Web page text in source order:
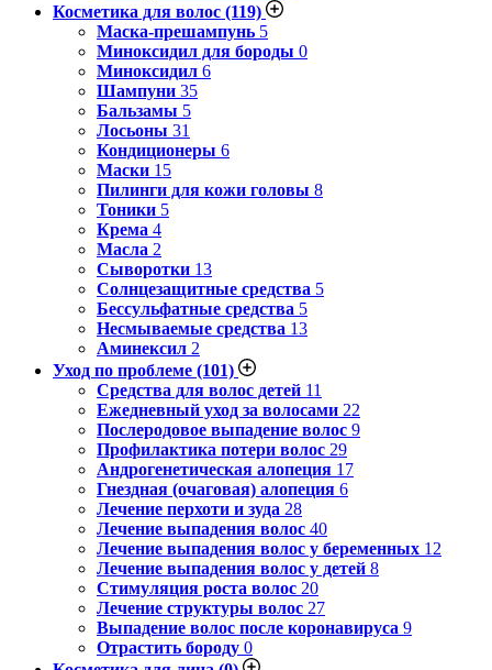
Косметика для волос (119)
Маска-прешампунь 5
Миноксидил для бороды 0
Миноксидил 6
Шампуни 35
Бальзамы 5
Лосьоны 31
Кондиционеры 6
Маски 15
Пилинги для кожи головы 8
Тоники 5
Крема 4
Масла 2
Сыворотки 13
Солнцезащитные средства 5
Бессульфатные средства 5
Несмываемые средства 13
Аминексил 2
Уход по проблеме (101)
Средства для волос детей 11
Ежедневный уход за волосами 22
Послеродовое выпадение волос 9
Профилактика потери волос 29
Андрогенетическая алопеция 17
Гнездная (очаговая) алопеция 6
Лечение перхоти и зуда 28
Лечение выпадения волос 40
Лечение выпадения волос у беременных 12
Лечение выпадения волос у детей 8
Стимуляция роста волос 20
Лечение структуры волос 27
Выпадение волос после коронавируса 9
Отрастить бороду 0